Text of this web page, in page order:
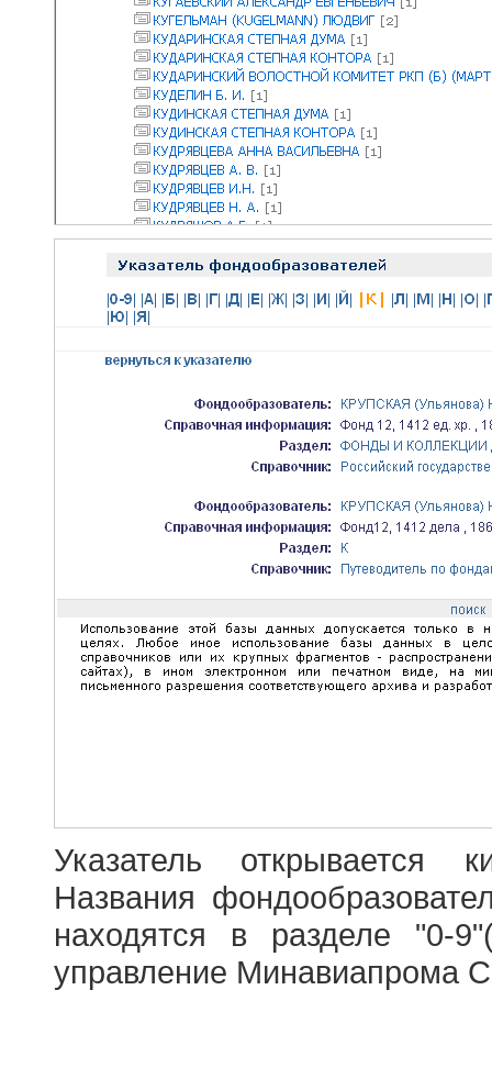
Указатель открывается
Названия
находятся в разделе "0-
управление Минавиапрома